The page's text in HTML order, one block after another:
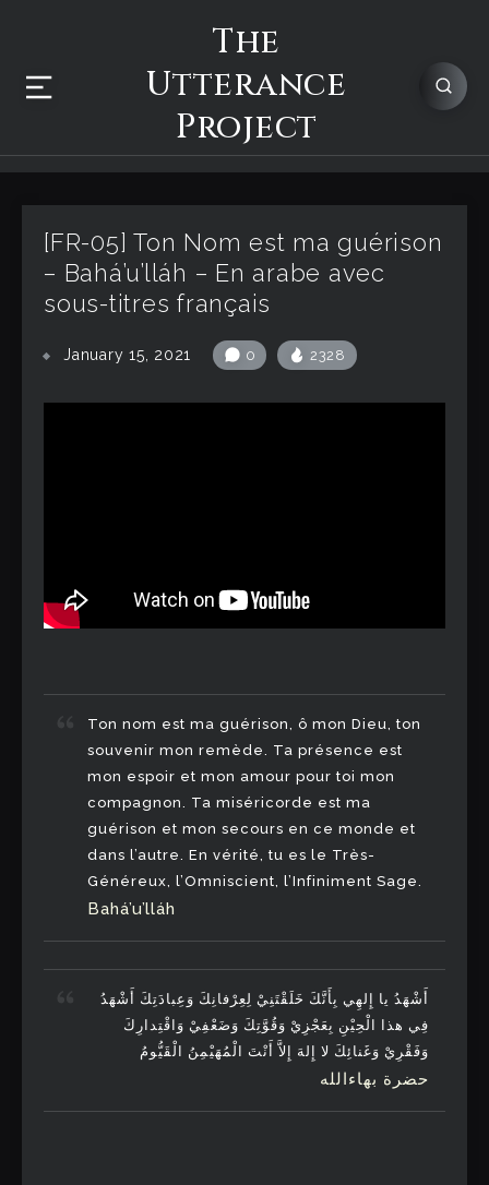
The
Utterance
Project
[FR-05] Ton Nom est ma guérison
– Bahá’u’lláh – En arabe avec
sous-titres français
January 15, 2021 0 2328
Ton nom est ma guérison, ô mon Dieu, ton
souvenir mon remède. Ta présence est
mon espoir et mon amour pour toi mon
compagnon. Ta miséricorde est ma
guérison et mon secours en ce monde et
dans l’autre. En vérité, tu es le Très-
Généreux, l’Omniscient, l’Infiniment Sage.
Bahá’u’lláh
أَشْهَدُ يا إِلهِي بِأَنَّكَ خَلَقْتَنِيْ لِعِرْفانِكَ وَعِبادَتِكَ أَشْهَدُ
فِي هذا الْحِيْنِ بِعَجْزِيْ وَقُوَّتِكَ وَضَعْفِيْ وَاقْتِدارِكَ
وَفَقْرِيْ وَغَنائِكَ لا إِلهَ إِلاَّ أَنْتَ الْمُهَيْمِنُ الْقَيُّومُ
حضرة بهاءالله